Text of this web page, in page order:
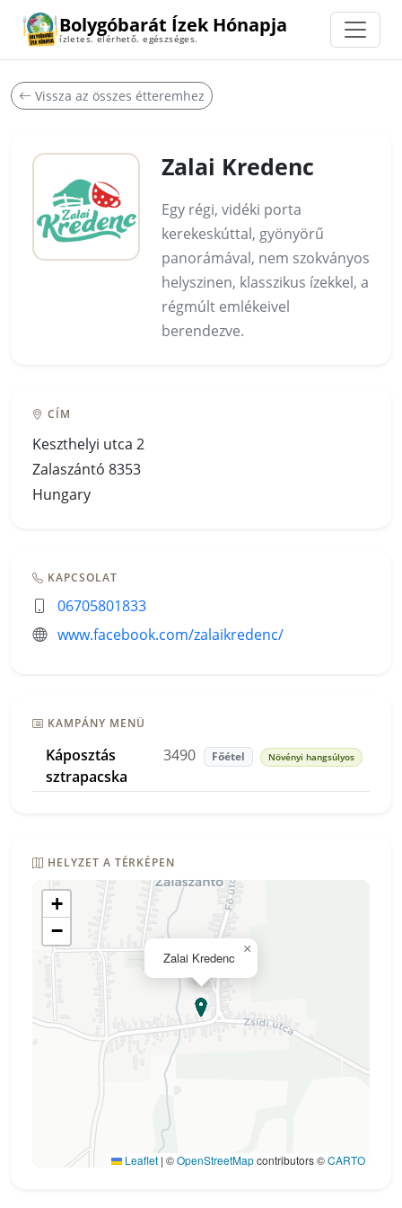
Bolygóbarát Ízek Hónapja
ízletes. elérhető. egészséges.
Vissza az összes étteremhez
Zalai Kredenc
Egy régi, vidéki porta
kerekeskúttal, gyönyörű
panorámával, nem szokványos
helyszinen, klasszikus ízekkel, a
régmúlt emlékeivel
berendezve.
CÍM
Keszthelyi utca 2
Zalaszántó 8353
Hungary
KAPCSOLAT
06705801833
www.facebook.com/zalaikredenc/
KAMPÁNY MENÜ
Káposztás
sztrapacska
3490 Főétel Növényi hangsúlyos
HELYZET A TÉRKÉPEN
Zalai Kredenc
×
+
−
Leaflet | ©OpenStreetMapcontributors ©CARTO